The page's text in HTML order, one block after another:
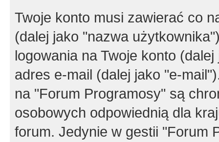
Twoje konto musi zawierać co
(dalej jako "nazwa
logowania na Twoje konto
adres e-mail (dalej jako "e-
na "Forum Programosy" są
osobowych odpowiednią dla
forum. Jedynie w gestii "Forum